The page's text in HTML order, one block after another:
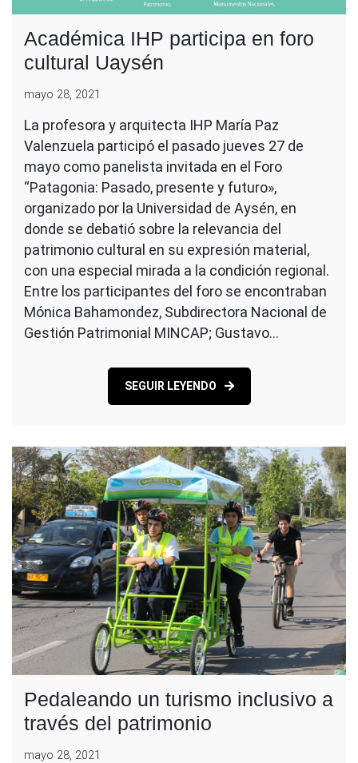
Académica IHP participa en foro
cultural Uaysén
mayo 28, 2021
La profesora y arquitecta IHP María Paz
Valenzuela participó el pasado jueves 27 de
mayo como panelista invitada en el Foro
“Patagonia: Pasado, presente y futuro»,
organizado por la Universidad de Aysén, en
donde se debatió sobre la relevancia del
patrimonio cultural en su expresión material,
con una especial mirada a la condición regional.
Entre los participantes del foro se encontraban
Mónica Bahamondez, Subdirectora Nacional de
Gestión Patrimonial MINCAP; Gustavo…
SEGUIR LEYENDO
Pedaleando un turismo inclusivo a
través del patrimonio
mayo 28, 2021